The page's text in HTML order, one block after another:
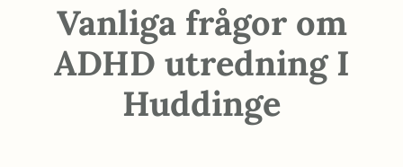
Vanliga frågor om
ADHD utredning I
Huddinge